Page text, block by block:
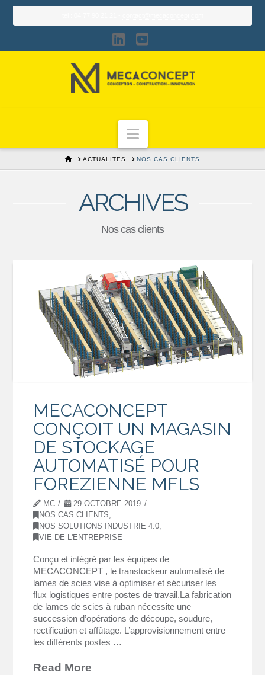
LinkedIn
YouTube
Navigation
HOMEACTUALITES NOS CAS CLIENTS
ARCHIVES
Nos cas clients
MECACONCEPT
CONÇOIT UN MAGASIN
DE STOCKAGE
AUTOMATISÉ POUR
FOREZIENNE MFLS
MC
29 OCTOBRE 2019
NOS CAS CLIENTS
NOS SOLUTIONS INDUSTRIE 4.0,
VIE DE L'ENTREPRISE
Conçu et intégré par les équipes de
MECACONCEPT , le transtockeur automatisé de
lames de scies vise à optimiser et sécuriser les
flux logistiques entre postes de travail.La fabrication
de lames de scies à ruban nécessite une
succession d’opérations de découpe, soudure,
rectification et affûtage. L’approvisionnement entre
les différents postes …
Read More